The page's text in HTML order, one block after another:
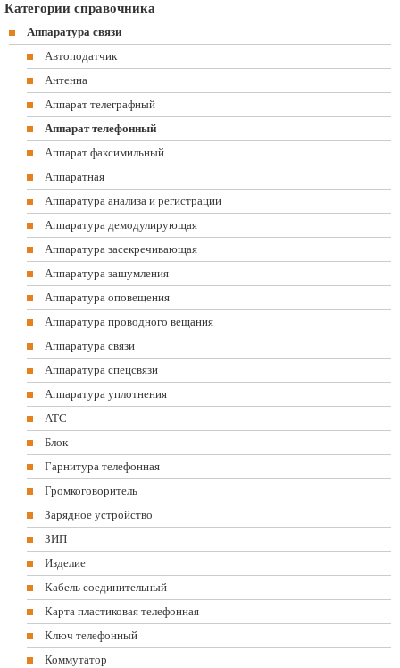
Категории справочника
Аппаратура связи
Автоподатчик
Антенна
Аппарат телеграфный
Аппарат телефонный
Аппарат факсимильный
Аппаратная
Аппаратура анализа и регистрации
Аппаратура демодулирующая
Аппаратура засекречивающая
Аппаратура зашумления
Аппаратура оповещения
Аппаратура проводного вещания
Аппаратура связи
Аппаратура спецсвязи
Аппаратура уплотнения
АТС
Блок
Гарнитура телефонная
Громкоговоритель
Зарядное устройство
ЗИП
Изделие
Кабель соединительный
Карта пластиковая телефонная
Ключ телефонный
Коммутатор